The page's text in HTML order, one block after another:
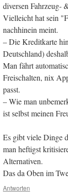
diversen Fahrzeug-
Vielleicht hat sein
nachhinein meint.
– Die Kreditkarte
Deutschland)
Man fährt
Freischalten, nix
passt.
– Wie man
ist selbst meinen
Es gibt viele Dinge
man heftigst
Alternativen.
Das da Oben im
Antworten